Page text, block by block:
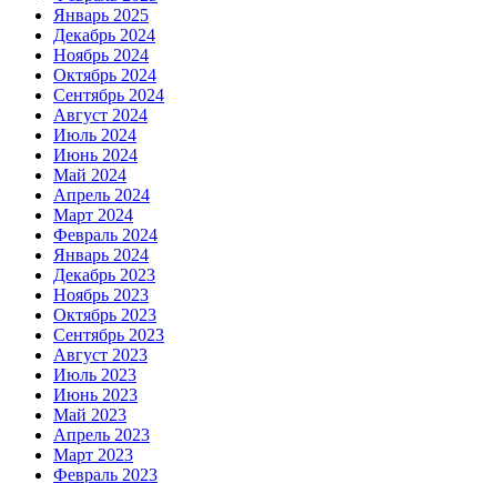
Январь 2025
Декабрь 2024
Ноябрь 2024
Октябрь 2024
Сентябрь 2024
Август 2024
Июль 2024
Июнь 2024
Май 2024
Апрель 2024
Март 2024
Февраль 2024
Январь 2024
Декабрь 2023
Ноябрь 2023
Октябрь 2023
Сентябрь 2023
Август 2023
Июль 2023
Июнь 2023
Май 2023
Апрель 2023
Март 2023
Февраль 2023